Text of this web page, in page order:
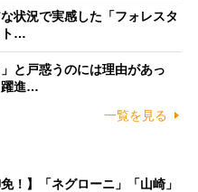
状況で実感した「フォレスタ
ト…
と戸惑うのには理由があっ
躍進…
一覧を見る
！】「ネグローニ」「山崎」